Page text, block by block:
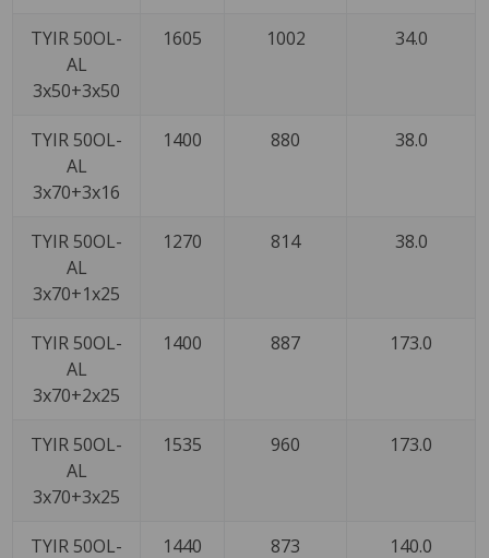
TYIR 50OL-
AL
3x50+3x50
1605 1002 34.0
TYIR 50OL-
AL
3x70+3x16
1400 880 38.0
TYIR 50OL-
AL
3x70+1x25
1270 814 38.0
TYIR 50OL-
AL
3x70+2x25
1400 887 173.0
TYIR 50OL-
AL
3x70+3x25
1535 960 173.0
TYIR 50OL- 1440 873 140.0